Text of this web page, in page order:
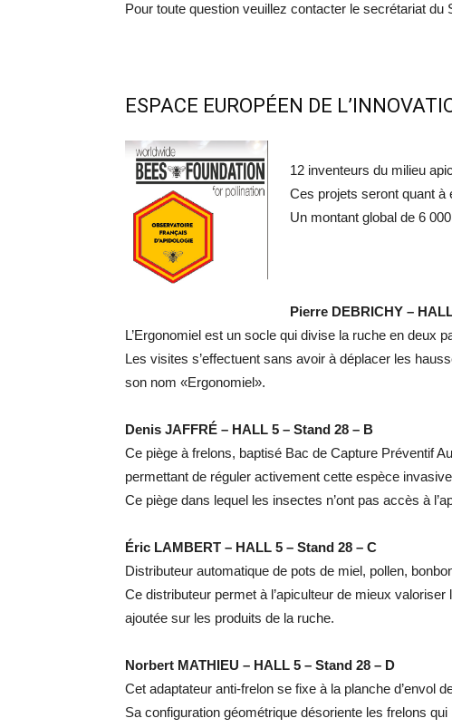
Pour toute question veuillez contacter le secrétariat du
ESPACE EUROPÉEN DE
12 inventeurs du milieu
Ces projets seront quant à
Un montant global de 6
Pierre DEBRICHY –
L’Ergonomiel est un socle qui divise la ruche en deux
Les visites s’effectuent sans avoir à déplacer les
son nom «Ergonomiel».
Denis JAFFRÉ – HALL 5 – Stand 28 – B
Ce piège à frelons, baptisé Bac de Capture Préventif
permettant de réguler activement cette espèce
Ce piège dans lequel les insectes n’ont pas accès à
Éric LAMBERT – HALL 5 – Stand 28 – C
Distributeur automatique de pots de miel, pollen,
Ce distributeur permet à l’apiculteur de mieux
ajoutée sur les produits de la ruche.
Norbert MATHIEU – HALL 5 – Stand 28 – D
Cet adaptateur anti-frelon se fixe à la planche d’envol
Sa configuration géométrique désoriente les frelons